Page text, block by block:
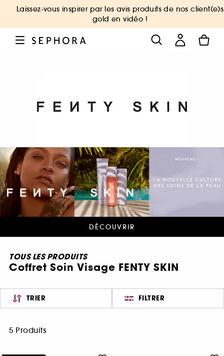
Laissez-vous inspirer par les avis produits de nos client(e)s
gold en vidéo !
DÉCOUVRIR
TOUS LES PRODUITS
Coffret Soin Visage FENTY SKIN
TRIER FILTRER
5 Produits